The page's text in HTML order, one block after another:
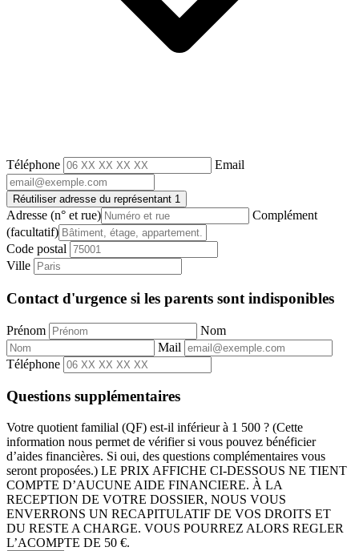
Téléphone Email
Réutiliser adresse du représentant 1
Adresse (n° et rue)
Complément
(facultatif)
Code postal
Ville
Contact d'urgence si les parents sont indisponibles
Prénom
Nom
Mail
Téléphone
Questions supplémentaires
Votre quotient familial (QF) est-il inférieur à 1 500 ? (Cette
information nous permet de vérifier si vous pouvez bénéficier
d’aides financières. Si oui, des questions complémentaires vous
seront proposées.) LE PRIX AFFICHE CI-DESSOUS NE TIENT
COMPTE D’AUCUNE AIDE FINANCIERE. À LA
RECEPTION DE VOTRE DOSSIER, NOUS VOUS
ENVERRONS UN RECAPITULATIF DE VOS DROITS ET
DU RESTE A CHARGE. VOUS POURREZ ALORS REGLER
L’ACOMPTE DE 50 €.